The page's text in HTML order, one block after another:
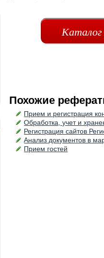
Похожие
Прием и регистрация
Обработка, учет и
Регистрация сайтов
Анализ документов в
Прием гостей